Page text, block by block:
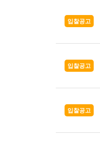
입찰공고
입찰공고
입찰공고